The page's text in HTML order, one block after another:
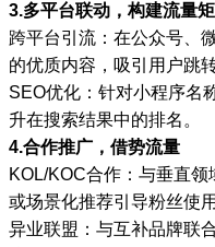
3.多平台联动，构建流量
跨平台引流：在公众号、
的优质内容，吸引用户跳
SEO优化：针对小程序名
升在搜索结果中的排名。
4.合作推广，借势流量
KOL/KOC合作：与垂直
或场景化推荐引导粉丝使
异业联盟：与互补品牌联